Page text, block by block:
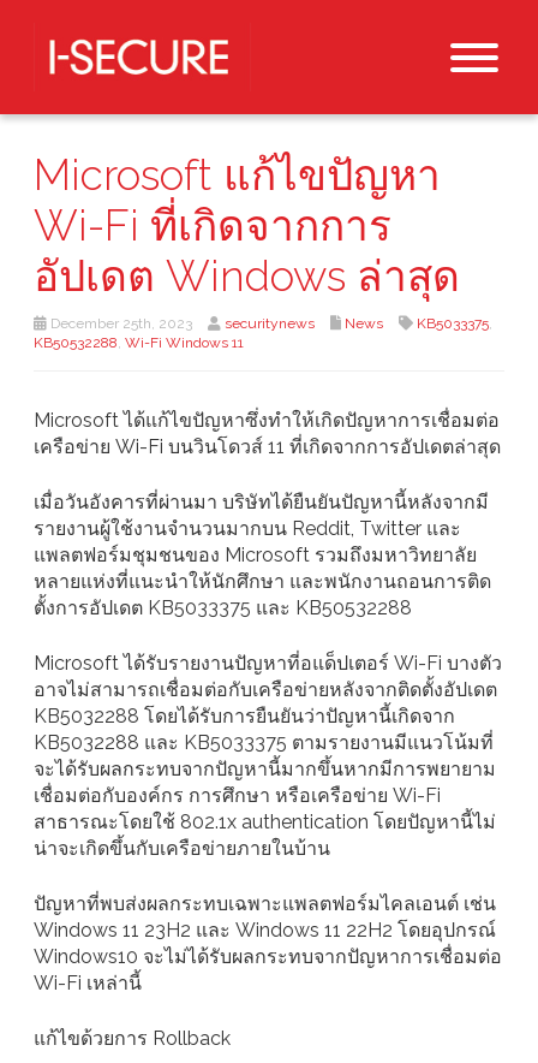
Microsoft แก้ไขปัญหา
Wi-Fi ที่เกิดจากการ
อัปเดต Windows ล่าสุด
December 25th, 2023 securitynews News KB5033375,
KB50532288, Wi-Fi Windows 11
Microsoft ได้แก้ไขปัญหาซึ่งทำให้เกิดปัญหาการเชื่อมต่อ
เครือข่าย Wi-Fi บนวินโดวส์ 11 ที่เกิดจากการอัปเดตล่าสุด
เมื่อวันอังคารที่ผ่านมา บริษัทได้ยืนยันปัญหานี้หลังจากมี
รายงานผู้ใช้งานจำนวนมากบน Reddit, Twitter และ
แพลตฟอร์มชุมชนของ Microsoft รวมถึงมหาวิทยาลัย
หลายแห่งที่แนะนำให้นักศึกษา และพนักงานถอนการติด
ตั้งการอัปเดต KB5033375 และ KB50532288
Microsoft ได้รับรายงานปัญหาที่อแด็ปเตอร์ Wi-Fi บางตัว
อาจไม่สามารถเชื่อมต่อกับเครือข่ายหลังจากติดตั้งอัปเดต
KB5032288 โดยได้รับการยืนยันว่าปัญหานี้เกิดจาก
KB5032288 และ KB5033375 ตามรายงานมีแนวโน้มที่
จะได้รับผลกระทบจากปัญหานี้มากขึ้นหากมีการพยายาม
เชื่อมต่อกับองค์กร การศึกษา หรือเครือข่าย Wi-Fi
สาธารณะโดยใช้ 802.1x authentication โดยปัญหานี้ไม่
น่าจะเกิดขึ้นกับเครือข่ายภายในบ้าน
ปัญหาที่พบส่งผลกระทบเฉพาะแพลตฟอร์มไคลเอนต์ เช่น
Windows 11 23H2 และ Windows 11 22H2 โดยอุปกรณ์
Windows10 จะไม่ได้รับผลกระทบจากปัญหาการเชื่อมต่อ
Wi-Fi เหล่านี้
แก้ไขด้วยการ Rollback